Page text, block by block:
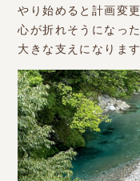
やり始めると計画変
心が折れそうになっ
大きな支えになります